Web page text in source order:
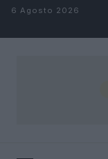
Salta al contenuto
6 Agosto 2026